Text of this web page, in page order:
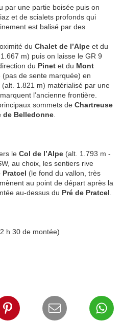
par une partie boisée puis on
et de scialets profonds qui
est balisé par des
du Chalet de l’Alpe et du
m) puis on laisse le GR 9
du Pinet et du Mont
de sente marquée) en
(alt. 1.821 m) matérialisé par une
l’ancienne frontière.
sommets de Chartreuse
de Belledonne
le Col de l’Alpe (alt. 1.793 m -
au choix, les sentiers rive
Pratcel (le fond du vallon, très
au point de départ après la
au-dessus du Pré de Pratcel
h 30 de montée)